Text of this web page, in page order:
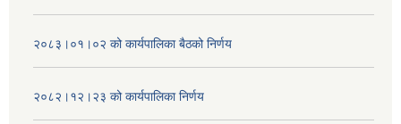
२०८३।०१।०२ को कार्यपालिका बैठको निर्णय
२०८२।१२।२३ को कार्यपालिका निर्णय